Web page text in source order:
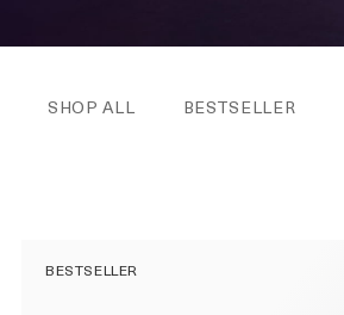
SHOP ALL BESTSELLER
BESTSELLER